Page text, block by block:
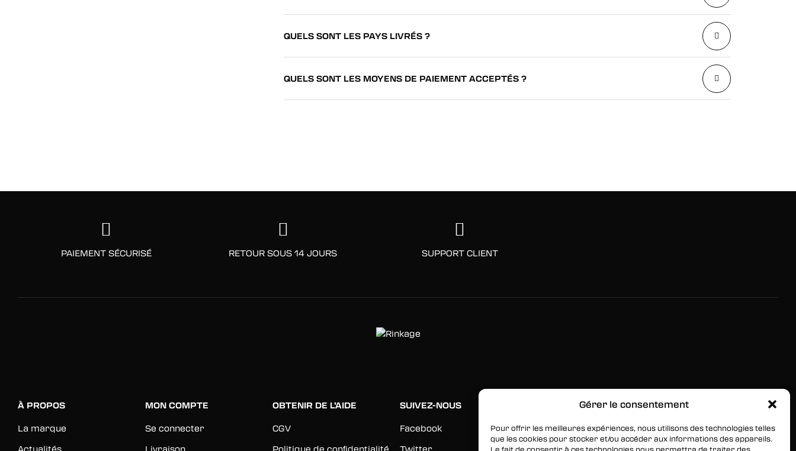
Gérer le consentement
Pour offrir les meilleures expériences, nous utilisons des technologies telles
que les cookies pour stocker et/ou accéder aux informations des appareils.
QUELS SONT LES PAYS LIVRÉS ?
QUELS SONT LES MOYENS DE PAIEMENT ACCEPTÉS ?
PAIEMENT SÉCURISÉ RETOUR SOUS 14 JOURS SUPPORT CLIENT
À PROPOS
La marque
MON COMPTE
Se connecter
OBTENIR DE L’AIDE
CGV
SUIVEZ-NOUS
Facebook
RESTEZ INFORMÉS
Inscrivez-vous à notre newsletter pour être les
premiers à être informés des nouveaux arrivages, des